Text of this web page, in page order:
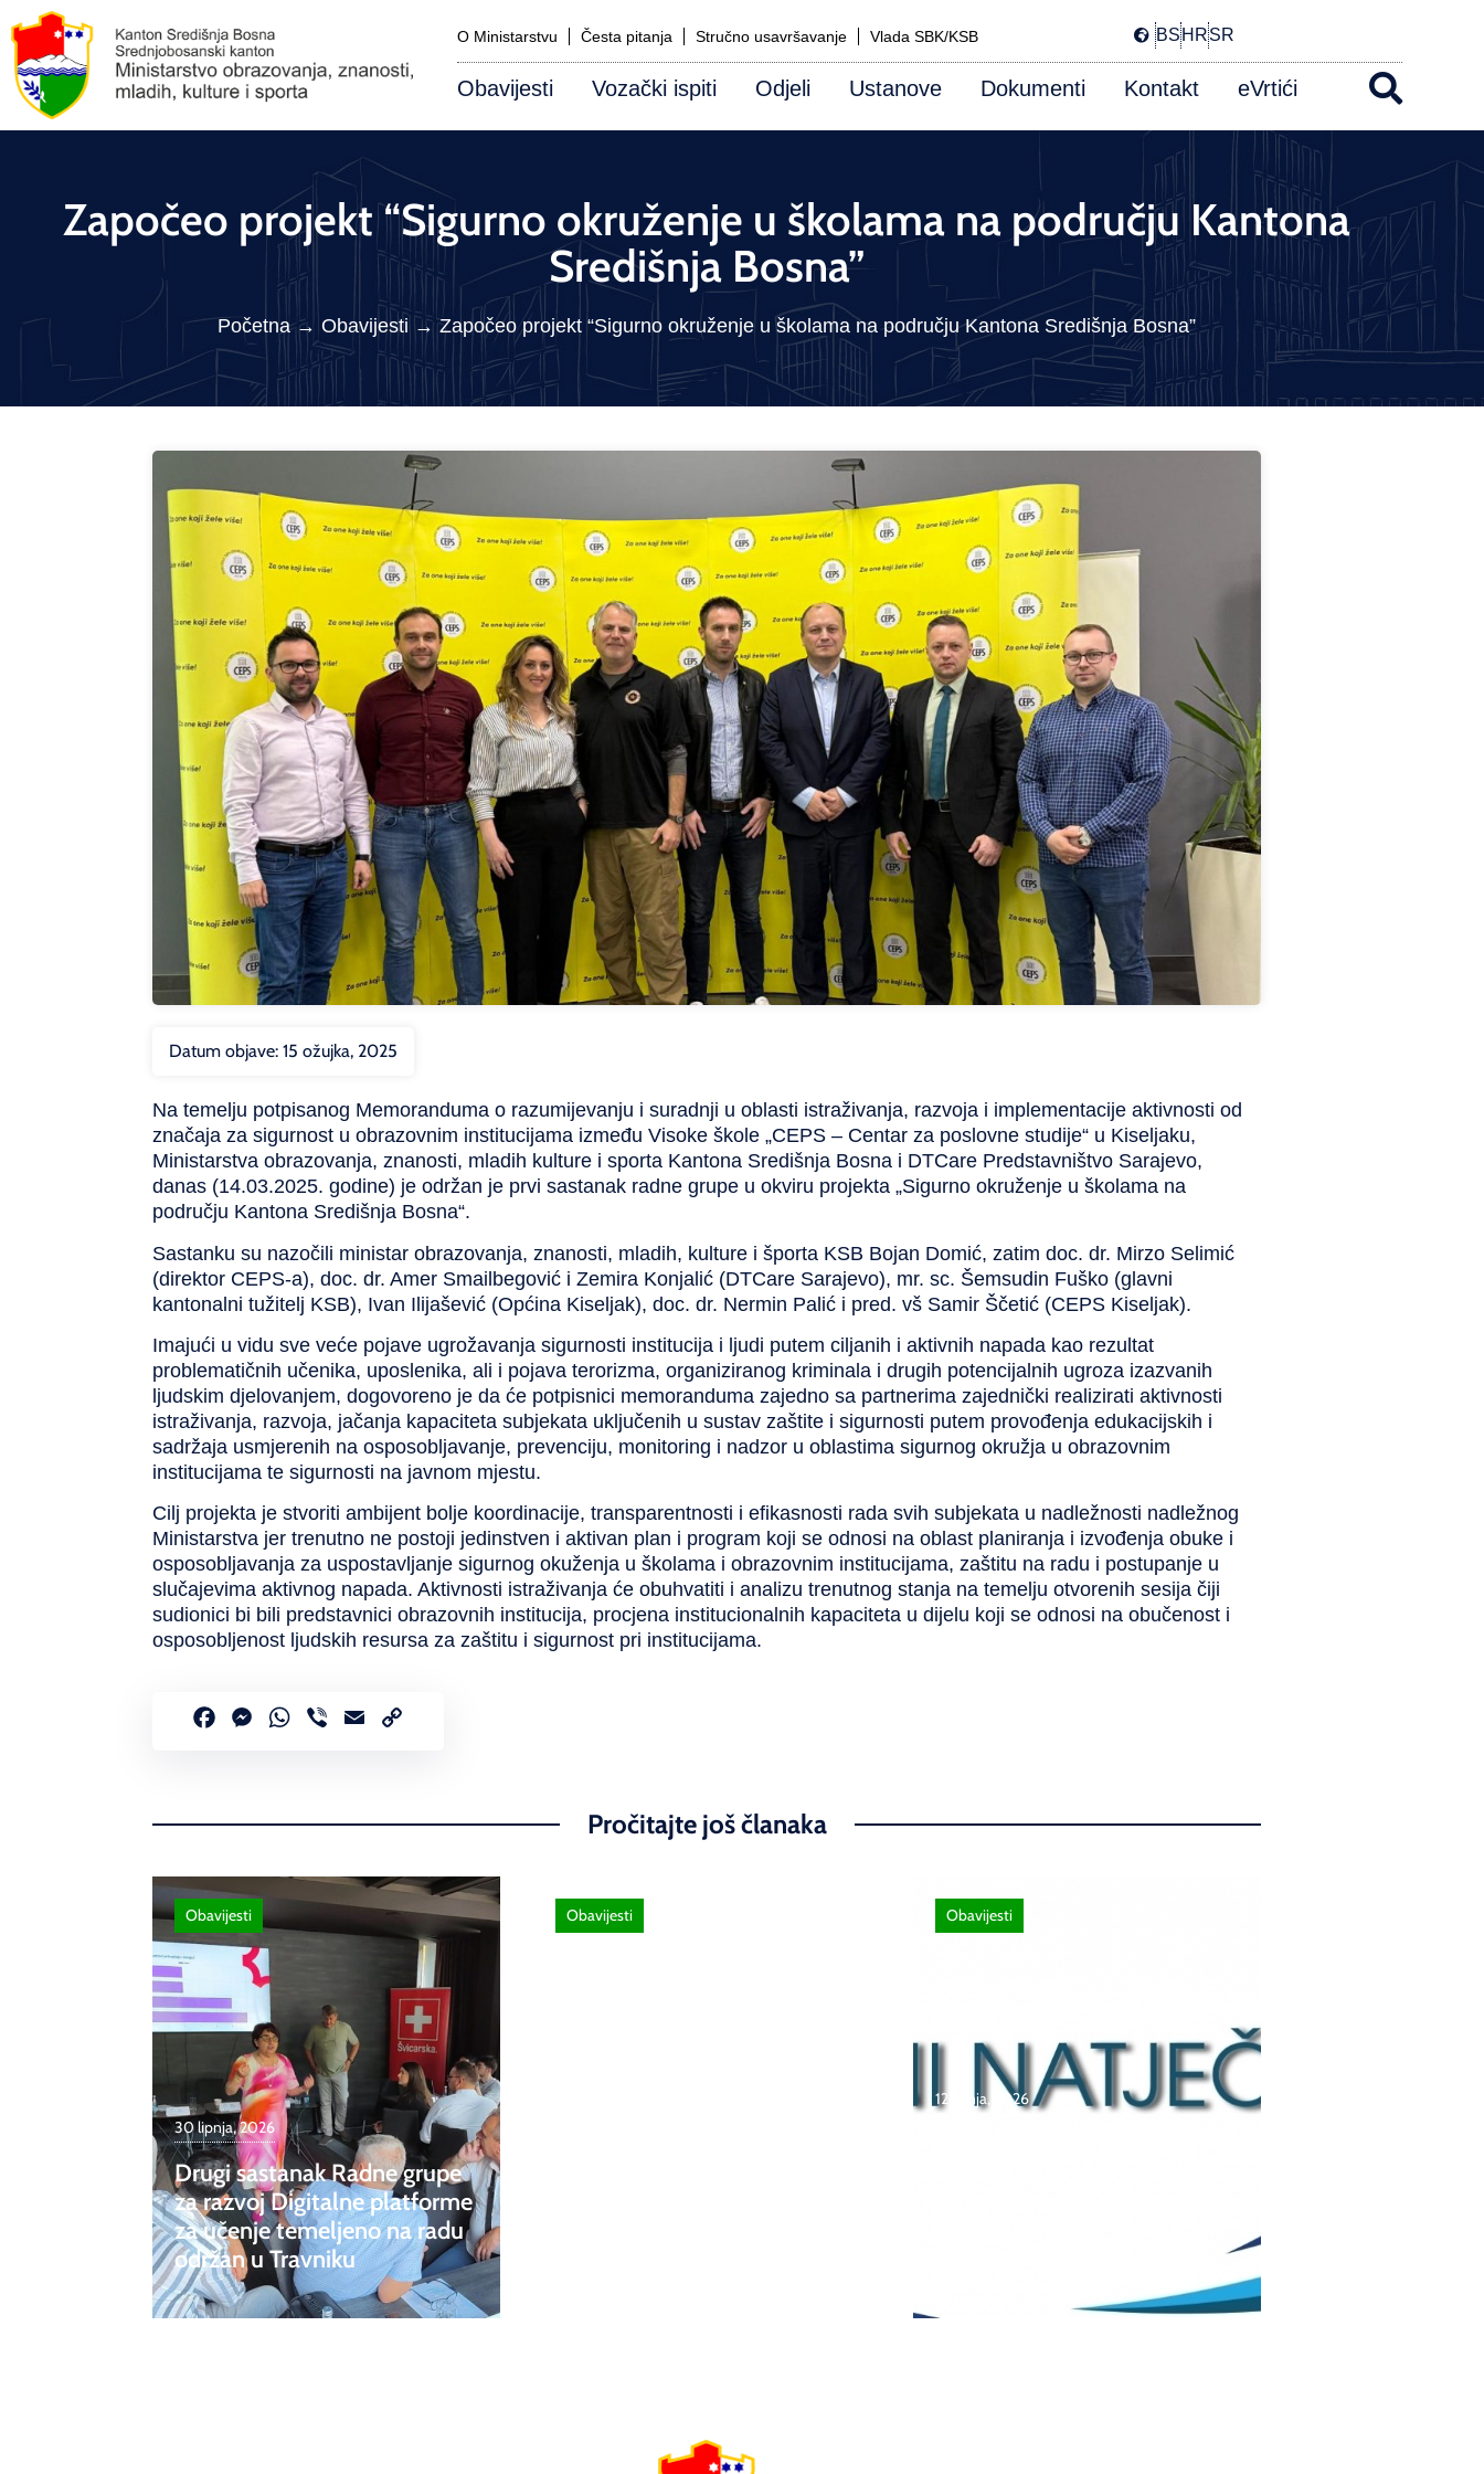
O Ministarstvu Česta pitanja Stručno usavršavanje Vlada SBK/KSB BSHRSR
Obavijesti Vozački ispiti Odjeli Ustanove Dokumenti Kontakt eVrtići
Započeo projekt “Sigurno okruženje u školama na području Kantona
Središnja Bosna”
Početna→ Obavijesti →Započeo projekt “Sigurno okruženje u školama na području Kantona Središnja Bosna”
Datum objave: 15 ožujka, 2025
Na temelju potpisanog Memoranduma o razumijevanju i suradnji u oblasti istraživanja, razvoja i implementacije aktivnosti od
značaja za sigurnost u obrazovnim institucijama između Visoke škole „CEPS – Centar za poslovne studije“ u Kiseljaku,
Ministarstva obrazovanja, znanosti, mladih kulture i sporta Kantona Središnja Bosna i DTCare Predstavništvo Sarajevo,
danas (14.03.2025. godine) je održan je prvi sastanak radne grupe u okviru projekta „Sigurno okruženje u školama na
području Kantona Središnja Bosna“.
Sastanku su nazočili ministar obrazovanja, znanosti, mladih, kulture i športa KSB Bojan Domić, zatim doc. dr. Mirzo Selimić
(direktor CEPS-a), doc. dr. Amer Smailbegović i Zemira Konjalić (DTCare Sarajevo), mr. sc. Šemsudin Fuško (glavni
kantonalni tužitelj KSB), Ivan Ilijašević (Općina Kiseljak), doc. dr. Nermin Palić i pred. vš Samir Ščetić (CEPS Kiseljak).
Imajući u vidu sve veće pojave ugrožavanja sigurnosti institucija i ljudi putem ciljanih i aktivnih napada kao rezultat
problematičnih učenika, uposlenika, ali i pojava terorizma, organiziranog kriminala i drugih potencijalnih ugroza izazvanih
ljudskim djelovanjem, dogovoreno je da će potpisnici memoranduma zajedno sa partnerima zajednički realizirati aktivnosti
istraživanja, razvoja, jačanja kapaciteta subjekata uključenih u sustav zaštite i sigurnosti putem provođenja edukacijskih i
sadržaja usmjerenih na osposobljavanje, prevenciju, monitoring i nadzor u oblastima sigurnog okružja u obrazovnim
institucijama te sigurnosti na javnom mjestu.
Cilj projekta je stvoriti ambijent bolje koordinacije, transparentnosti i efikasnosti rada svih subjekata u nadležnosti nadležnog
Ministarstva jer trenutno ne postoji jedinstven i aktivan plan i program koji se odnosi na oblast planiranja i izvođenja obuke i
osposobljavanja za uspostavljanje sigurnog okuženja u školama i obrazovnim institucijama, zaštitu na radu i postupanje u
slučajevima aktivnog napada. Aktivnosti istraživanja će obuhvatiti i analizu trenutnog stanja na temelju otvorenih sesija čiji
sudionici bi bili predstavnici obrazovnih institucija, procjena institucionalnih kapaciteta u dijelu koji se odnosi na obučenost i
osposobljenost ljudskih resursa za zaštitu i sigurnost pri institucijama.
FacebookMessenger
WhatsApp
Viber Email
Pročitajte još članaka
30 lipnja, 2026
Drugi sastanak Radne grupe
za razvoj Digitalne platforme
za učenje temeljeno na radu
održan u Travniku
Obavijesti Obavijesti
12 lipnja, 2026
Obavijesti